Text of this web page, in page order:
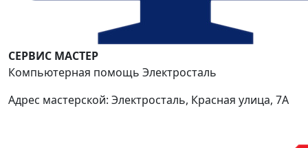
СЕРВИС МАСТЕР
Компьютерная помощь Электросталь
Адрес мастерской: Электросталь, Красная улица, 7А